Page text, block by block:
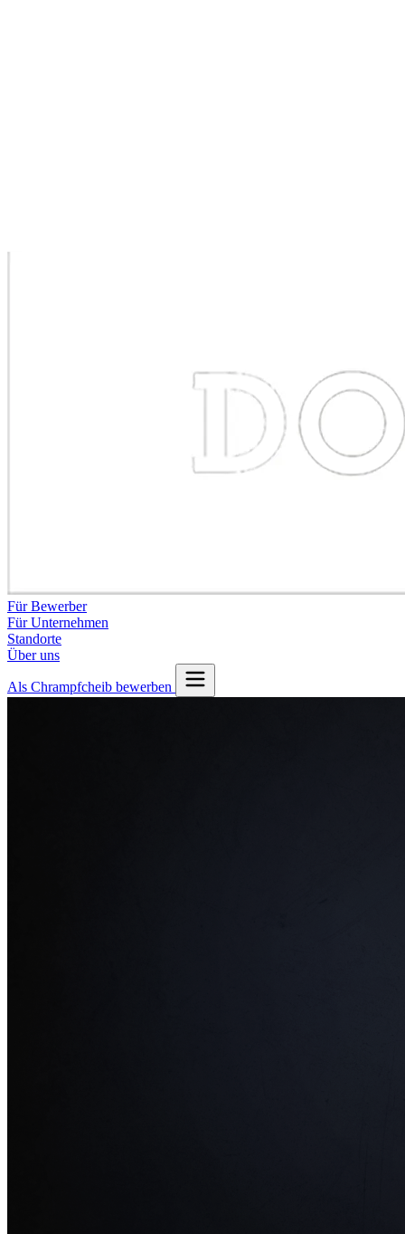
Für Bewerber
Für Unternehmen
Standorte
Über uns
Als Chrampfcheib bewerben